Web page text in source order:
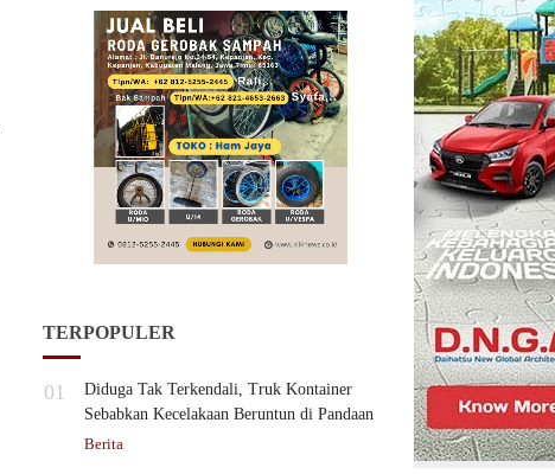
TERPOPULER
01
Diduga Tak Terkendali, Truk Kontainer
Sebabkan Kecelakaan Beruntun di Pandaan
Berita